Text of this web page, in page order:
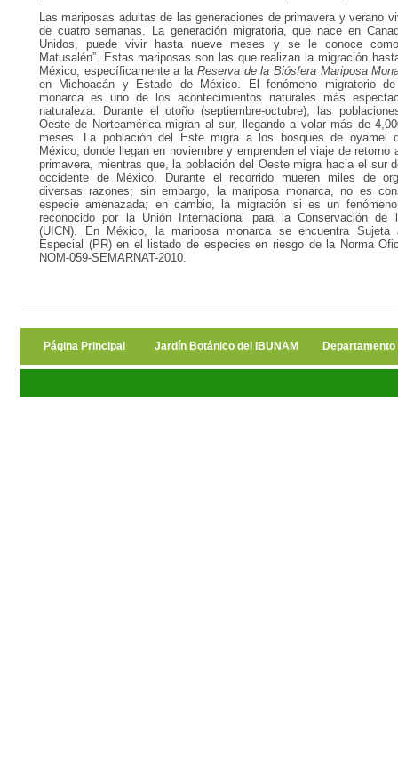
Las mariposas adultas de las generaciones de primavera y verano
de cuatro semanas. La generación migratoria, que nace en
Unidos, puede vivir hasta nueve meses y se le conoce como
Matusalén”. Estas mariposas son las que realizan la migración
México, específicamente a la Reserva de la Biósfera Mariposa
en Michoacán y Estado de México. El fenómeno migratorio
monarca es uno de los acontecimientos naturales más
naturaleza. Durante el otoño (septiembre-octubre), las
Oeste de Norteamérica migran al sur, llegando a volar más de
meses. La población del Este migra a los bosques de oyamel
México, donde llegan en noviembre y emprenden el viaje de retorno
primavera, mientras que, la población del Oeste migra hacia el sur
occidente de México. Durante el recorrido mueren miles de
diversas razones; sin embargo, la mariposa monarca, no es
especie amenazada; en cambio, la migración si es un fenómeno
reconocido por la Unión Internacional para la Conservación de
(UICN). En México, la mariposa monarca se encuentra Sujeta
Especial (PR) en el listado de especies en riesgo de la Norma
NOM-059-SEMARNAT-2010.
Página Principal Jardín Botánico del IBUNAM